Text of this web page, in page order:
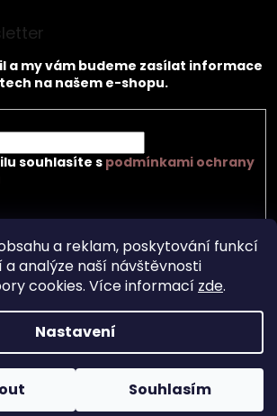
a reklam, poskytování funkcí
analýze naší návštěvnosti
cookies. Více informací zde.
Nastavení
Souhlasím
a my vám budeme zasílat informace
na našem e-shopu.
souhlasíte spodmínkami ochrany
Záhir cosmetics s.r.o.. Všechna práva
Upravit nastavení cookies